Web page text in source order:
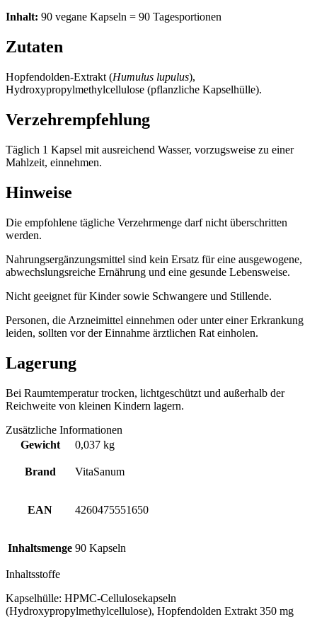
Inhalt: 90 vegane Kapseln = 90 Tagesportionen
Zutaten
Hopfendolden-Extrakt (Humulus lupulus),
Hydroxypropylmethylcellulose (pflanzliche Kapselhülle).
Verzehrempfehlung
Täglich 1 Kapsel mit ausreichend Wasser, vorzugsweise zu einer
Mahlzeit, einnehmen.
Hinweise
Die empfohlene tägliche Verzehrmenge darf nicht überschritten
werden.
Nahrungsergänzungsmittel sind kein Ersatz für eine ausgewogene,
abwechslungsreiche Ernährung und eine gesunde Lebensweise.
Nicht geeignet für Kinder sowie Schwangere und Stillende.
Personen, die Arzneimittel einnehmen oder unter einer Erkrankung
leiden, sollten vor der Einnahme ärztlichen Rat einholen.
Lagerung
Bei Raumtemperatur trocken, lichtgeschützt und außerhalb der
Reichweite von kleinen Kindern lagern.
Zusätzliche Informationen
Gewicht
0,037 kg
Brand VitaSanum
EAN 4260475551650
Inhaltsmenge 90 Kapseln
Inhaltsstoffe
Kapselhülle: HPMC-Cellulosekapseln
(Hydroxypropylmethylcellulose), Hopfendolden Extrakt 350 mg